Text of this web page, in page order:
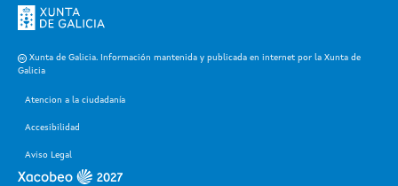
Xunta de Galicia. Información mantenida y publicada en internet por la Xunta de
Galicia
Atencion a la ciudadanía
Accesibilidad
Aviso Legal